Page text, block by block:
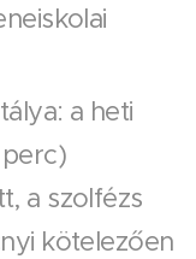
a heti
a szolfézs
kötelezően